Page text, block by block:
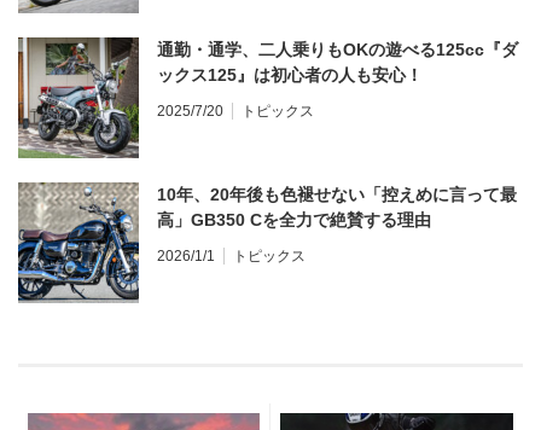
通勤・通学、二人乗りもOKの遊べる125cc『ダ
ックス125』は初心者の人も安心！
2025/7/20 トピックス
10年、20年後も色褪せない「控えめに言って最
高」GB350 Cを全力で絶賛する理由
2026/1/1 トピックス